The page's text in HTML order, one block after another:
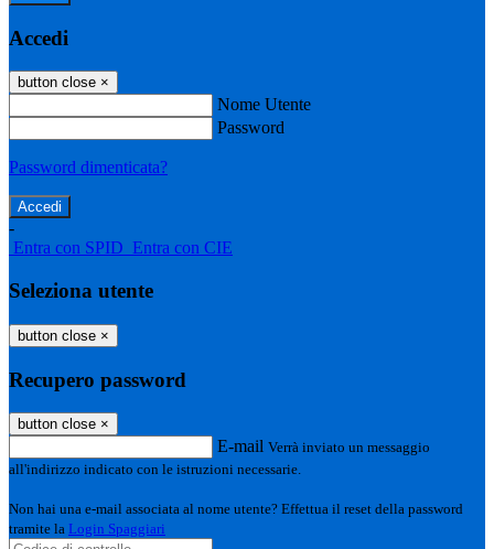
Accedi
button close ×
Nome Utente
Password
Password dimenticata?
-
Entra con SPID Entra con CIE
Seleziona utente
button close ×
Recupero password
button close ×
E-mail Verrà inviato un messaggio
all'indirizzo indicato con le istruzioni necessarie.
Non hai una e-mail associata al nome utente? Effettua il reset della password
tramite la Login Spaggiari